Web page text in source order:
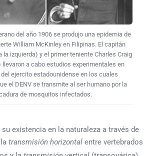
del año 1906 se produjo una epidemia de
William McKinley en Filipinas. El capitán
la izquierda) y el primer teniente Charles Craig
llevaron a cabo estudios experimentales en
ejercito estadounidense en los cuales
el DENV se transmite al ser humano por la
de mosquitos infectados.
existencia en la naturaleza a través de
transmisión horizontal entre vertebrados